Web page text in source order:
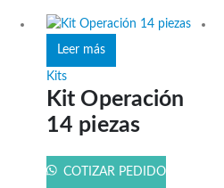
Leer más
Kits
Kit Operación
14 piezas
COTIZAR PEDIDO